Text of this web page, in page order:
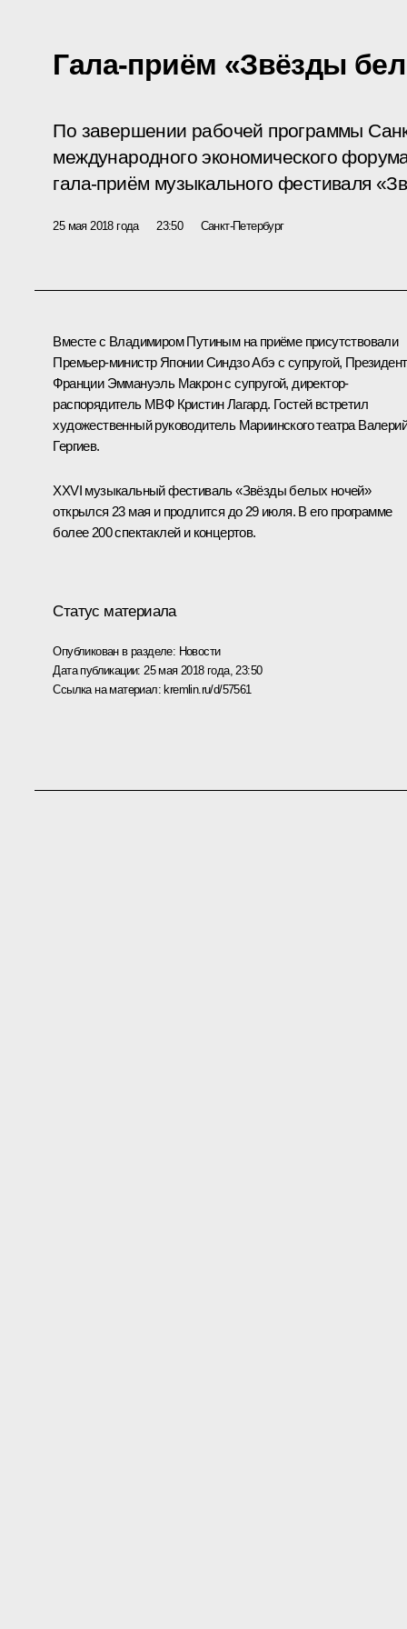
Гала-приём «Звёзды
По завершении рабочей программы
международного экономического
гала-приём музыкального фестиваля
25 мая 2018 года 23:50 Санкт-Петербург
Вместе с Владимиром Путиным на приёме присутствовали
Премьер-министр ЯпонииСиндзо Абэ с супругой, Президент
Франции Эммануэль Макронс супругой, директор-
распорядитель МВФ Кристин Лагард. Гостей встретил
художественный руководитель Мариинского театра Валерий
Гергиев.
XXVI музыкальный фестиваль «Звёзды белых ночей»
открылся 23 мая и продлится до 29 июля. В его программе
более 200 спектаклей и концертов.
Статус материала
Опубликован в разделе: Новости
Дата публикации: 25 мая 2018 года, 23:50
Ссылка на материал: kremlin.ru/d/57561